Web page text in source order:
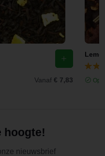
Vanaf € 7,83 Op
hoogte!
nieuwsbrief